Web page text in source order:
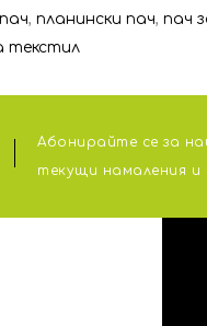
, планински пач, пач
текстил
Абонирайте се за
тeкущи намаления и